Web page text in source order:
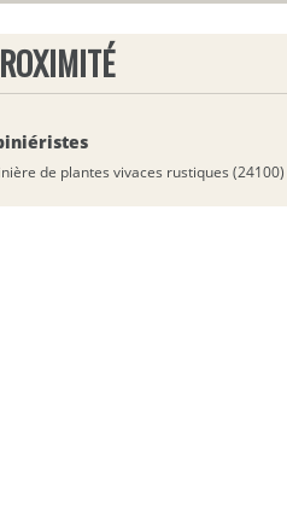
de plantes vivaces rustiques (24100)